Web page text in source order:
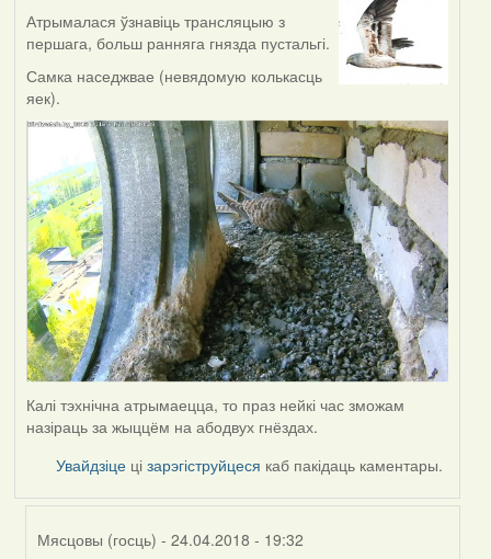
Атрымалася ўзнавіць трансляцыю з
першага, больш ранняга гнязда пустальгі.
Самка наседжвае (невядомую колькасць
яек).
Калі тэхнічна атрымаецца, то праз нейкі час зможам
назіраць за жыццём на абодвух гнёздах.
Увайдзіце цізарэгіструйцеся каб пакідаць каментары.
Мясцовы (госць) - 24.04.2018 - 19:32